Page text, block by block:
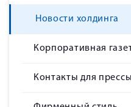
Новости холдинга
Корпоративная
Контакты для прессы